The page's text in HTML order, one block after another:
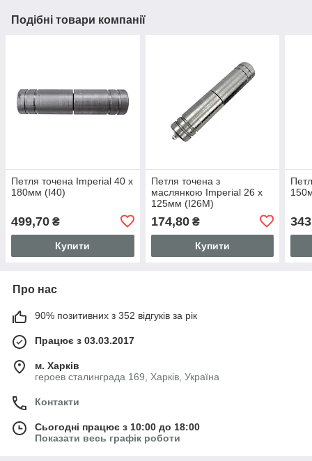
Подібні товари компанії
Петля точена Imperial 40 x
180мм (I40)
499,70 ₴
Купити
Петля точена з
маслянкою Imperial 26 x
125мм (I26M)
174,80₴
Купити
Про нас
90% позитивних з 352 відгуків за рік
Працює з 03.03.2017
м. Харків
героев сталинграда 169, Харків, Україна
Контакти
Сьогодні працює з 10:00 до 18:00
Показати весь графік роботи